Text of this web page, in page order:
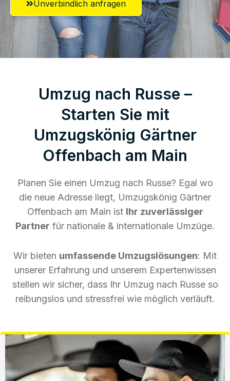
Unverbindlich anfragen
Umzug nach Russe –
Starten Sie mit
Umzugskönig Gärtner
Offenbach am Main
Planen Sie einen Umzug nach Russe? Egal wo
die neue Adresse liegt, Umzugskönig Gärtner
Offenbach am Main ist Ihr zuverlässiger
Partner für nationale & internationale Umzüge.
Wir bieten umfassende Umzugslösungen: Mit
unserer Erfahrung und unserem Expertenwissen
stellen wir sicher, dass Ihr Umzug nach Russe so
reibungslos und stressfrei wie möglich verläuft.